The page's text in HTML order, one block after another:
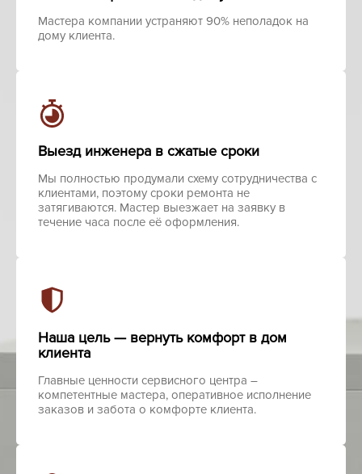
Мастера компании устраняют 90% неполадок на
дому клиента.
Выезд инженера в сжатые сроки
Мы полностью продумали схему сотрудничества с
клиентами, поэтому сроки ремонта не
затягиваются. Мастер выезжает на заявку в
течение часа после её оформления.
Наша цель — вернуть комфорт в дом
клиента
Главные ценности сервисного центра –
компетентные мастера, оперативное исполнение
заказов и забота о комфорте клиента.